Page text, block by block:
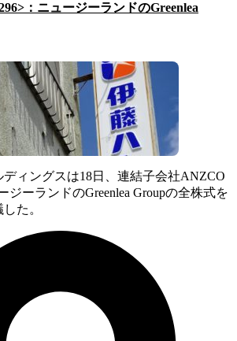
：ニュージーランドのGreenlea
ィングスは18日、連結子会社ANZCO
ジーランドのGreenlea Groupの全株式を
た。